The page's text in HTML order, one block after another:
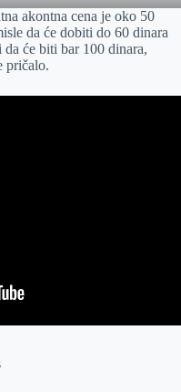
akontna cena je oko 50
da će dobiti do 60 dinara
će biti bar 100 dinara,
pričalo.